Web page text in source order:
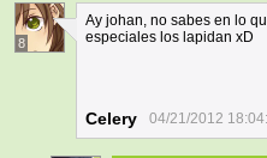
8
Ay johan, no sabes en lo
especiales los lapidan xD
Celery 04/21/2012